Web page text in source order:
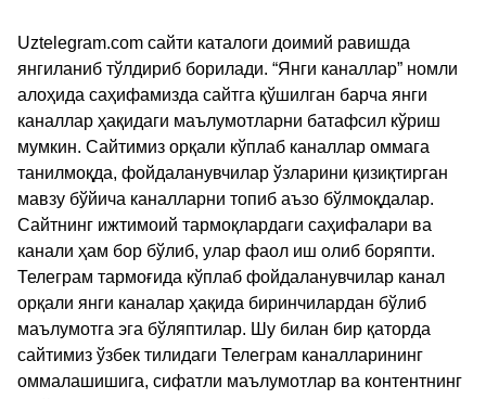
Uztelegram.com сайти каталоги доимий равишда
янгиланиб тўлдириб борилади. “Янги каналлар” номли
алоҳида саҳифамизда сайтга қўшилган барча янги
каналлар ҳақидаги маълумотларни батафсил кўриш
мумкин. Сайтимиз орқали кўплаб каналлар оммага
танилмоқда, фойдаланувчилар ўзларини қизиқтирган
мавзу бўйича каналларни топиб аъзо бўлмоқдалар.
Сайтнинг ижтимоий тармоқлардаги саҳифалари ва
канали ҳам бор бўлиб, улар фаол иш олиб боряпти.
Телеграм тармоғида кўплаб фойдаланувчилар канал
орқали янги каналар ҳақида биринчилардан бўлиб
маълумотга эга бўляптилар. Шу билан бир қаторда
сайтимиз ўзбек тилидаги Телеграм каналларининг
оммалашишига, сифатли маълумотлар ва контентнинг